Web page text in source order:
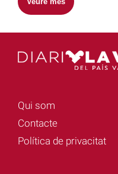
Qui som
Contacte
Política de privacitat